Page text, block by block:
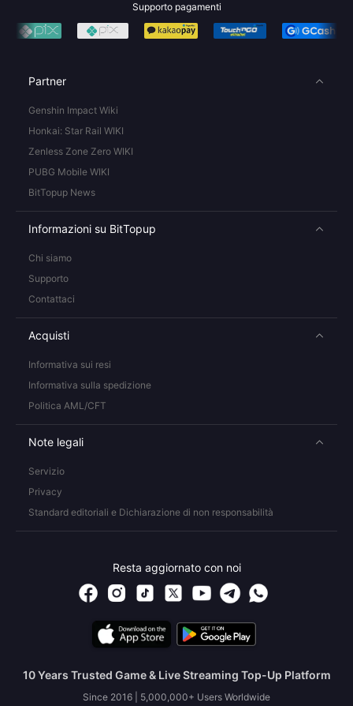
Supporto pagamenti
Partner
Genshin Impact Wiki
Honkai: Star Rail WIKI
Zenless Zone Zero WIKI
PUBG Mobile WIKI
BitTopup News
Informazioni su BitTopup
Chi siamo
Supporto
Contattaci
Acquisti
Informativa sui resi
Informativa sulla spedizione
Politica AML/CFT
Note legali
Servizio
Privacy
Standard editoriali e Dichiarazione di non responsabilità
Resta aggiornato con noi
10 Years Trusted Game & Live Streaming Top-Up Platform
Since 2016 | 5,000,000+ Users Worldwide